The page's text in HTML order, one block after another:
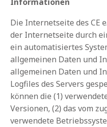
Die Internetseite des CE
der Internetseite durch
ein automatisiertes
allgemeinen Daten und
allgemeinen Daten und
Logfiles des Servers
können die (1)
Versionen, (2) das vom
verwendete